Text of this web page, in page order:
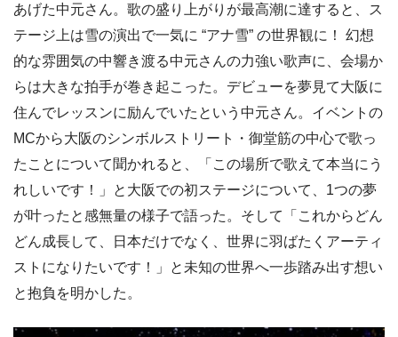
あげた中元さん。歌の盛り上がりが最高潮に達すると、ス
テージ上は雪の演出で一気に “アナ雪” の世界観に！ 幻想
的な雰囲気の中響き渡る中元さんの力強い歌声に、会場か
らは大きな拍手が巻き起こった。デビューを夢見て大阪に
住んでレッスンに励んでいたという中元さん。イベントの
MCから大阪のシンボルストリート・御堂筋の中心で歌っ
たことについて聞かれると、「この場所で歌えて本当にう
れしいです！」と大阪での初ステージについて、1つの夢
が叶ったと感無量の様子で語った。そして「これからどん
どん成長して、日本だけでなく、世界に羽ばたくアーティ
ストになりたいです！」と未知の世界へ一歩踏み出す想い
と抱負を明かした。